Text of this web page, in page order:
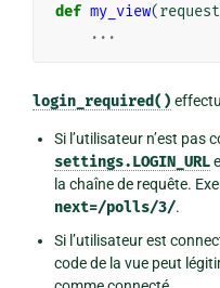
def my_view(request
...
login_required()
Si l’utilisateur n’est pas
settings.LOGIN_URL
la chaîne de requête.
next=/polls/3/.
Si l’utilisateur est
code de la vue peut